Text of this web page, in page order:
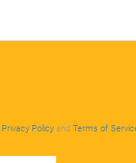
Privacy Policy and Terms of